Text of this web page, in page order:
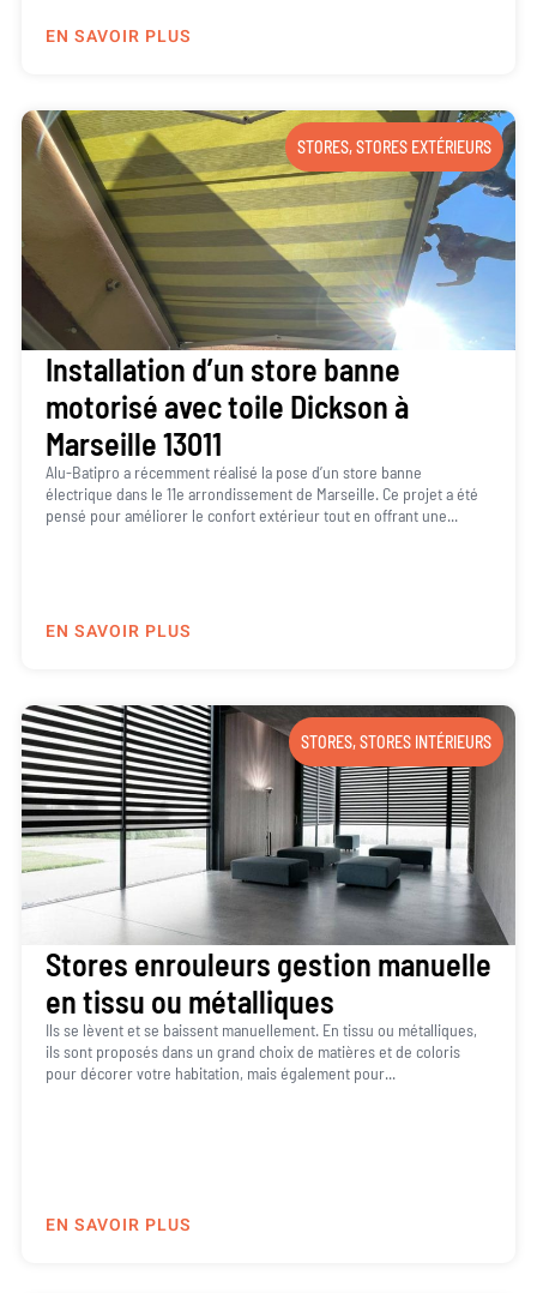
EN SAVOIR PLUS
STORES,STORES EXTÉRIEURS
Installation d’un store banne
motorisé avec toile Dickson à
Marseille 13011
Alu-Batipro a récemment réalisé la pose d’un store banne
électrique dans le 11e arrondissement de Marseille. Ce projet a été
pensé pour améliorer le confort extérieur tout en offrant une...
EN SAVOIR PLUS
STORES,STORES INTÉRIEURS
Stores enrouleurs gestion manuelle
en tissu ou métalliques
Ils se lèvent et se baissent manuellement. En tissu ou métalliques,
ils sont proposés dans un grand choix de matières et de coloris
pour décorer votre habitation, mais également pour...
EN SAVOIR PLUS